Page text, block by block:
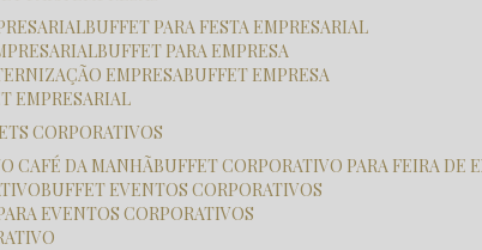
BUFFET PARA FESTA EMPRESARIAL
BUFFET PARA EMPRESA
EMPRESA BUFFET EMPRESA
EMPRESARIAL
CORPORATIVOS
CAFÉ DA MANHÃ BUFFET CORPORATIVO PARA FEIRA DE
BUFFET EVENTOS CORPORATIVOS
EVENTOS CORPORATIVOS